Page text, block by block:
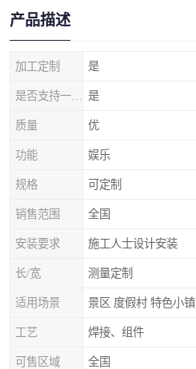
产品描述
加工定制 是
是
质量 优
功能 娱乐
规格 可定制
销售范围 全国
安装要求 施工人士设计安装
长/宽 测量定制
适用场景 景区 度假村 特色小镇
工艺 焊接、组件
可售区域 全国